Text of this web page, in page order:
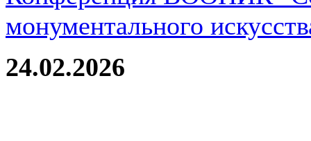
монументального
24.02.2026